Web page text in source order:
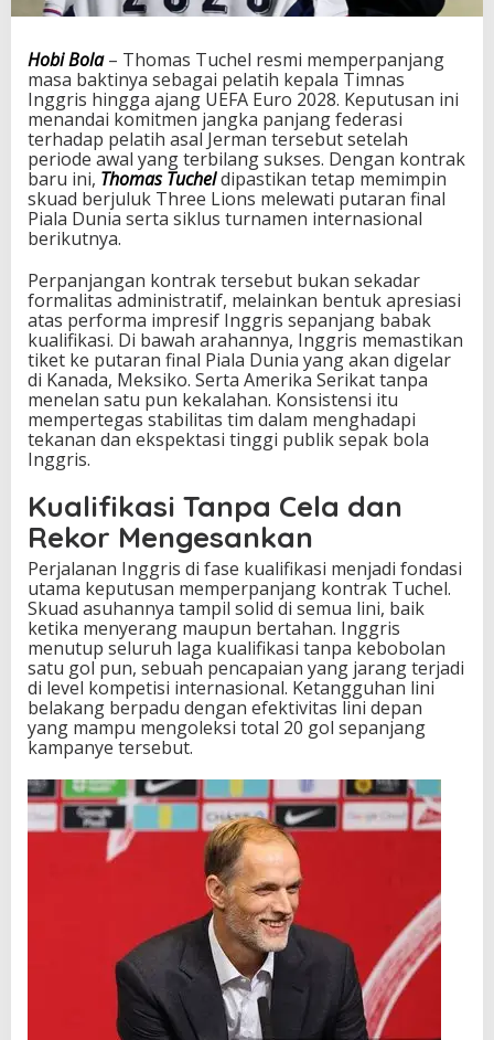
M
s
i
B
e
r
s
a
m
a
g
g
r
i
s
h
i
n
g
g
U
R
O
2
0
2
8
Hobi Bola– Thomas Tuchel resmi memperpanjang
masa baktinya sebagai pelatih kepala Timnas
Inggris hingga ajang UEFA Euro 2028. Keputusan ini
menandai komitmen jangka panjang federasi
terhadap pelatih asal Jerman tersebut setelah
periode awal yang terbilang sukses. Dengan kontrak
baru ini, Thomas Tucheldipastikan tetap memimpin
skuad berjuluk Three Lions melewati putaran final
Piala Dunia serta siklus turnamen internasional
berikutnya.
Perpanjangan kontrak tersebut bukan sekadar
formalitas administratif, melainkan bentuk apresiasi
atas performa impresif Inggris sepanjang babak
kualifikasi. Di bawah arahannya, Inggris memastikan
tiket ke putaran final Piala Dunia yang akan digelar
di Kanada, Meksiko. Serta Amerika Serikat tanpa
menelan satu pun kekalahan. Konsistensi itu
mempertegas stabilitas tim dalam menghadapi
tekanan dan ekspektasi tinggi publik sepak bola
Inggris.
Kualifikasi Tanpa Cela dan
Rekor Mengesankan
Perjalanan Inggris di fase kualifikasi menjadi fondasi
utama keputusan memperpanjang kontrak Tuchel.
Skuad asuhannya tampil solid di semua lini, baik
ketika menyerang maupun bertahan. Inggris
menutup seluruh laga kualifikasi tanpa kebobolan
satu gol pun, sebuah pencapaian yang jarang terjadi
di level kompetisi internasional. Ketangguhan lini
belakang berpadu dengan efektivitas lini depan
yang mampu mengoleksi total 20 gol sepanjang
kampanye tersebut.